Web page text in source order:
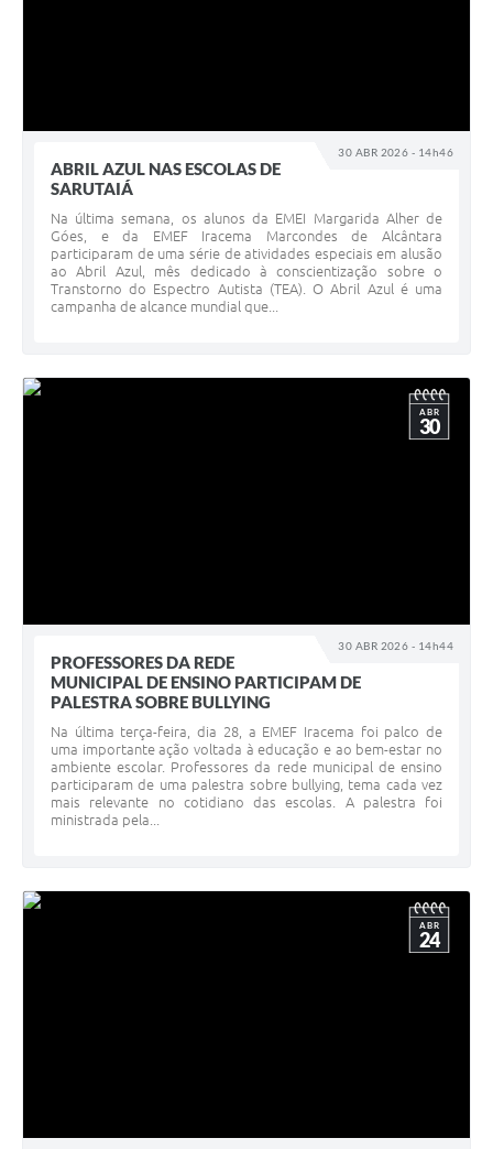
30 ABR 2026 - 14h46
ABRIL AZUL NAS ESCOLAS DE
SARUTAIÁ
Na última semana, os alunos da EMEI Margarida Alher de
Góes, e da EMEF Iracema Marcondes de Alcântara
participaram de uma série de atividades especiais em alusão
ao Abril Azul, mês dedicado à conscientização sobre o
Transtorno do Espectro Autista (TEA). O Abril Azul é uma
campanha de alcance mundial que...
30 ABR 2026 - 14h44
ABR
30
PROFESSORES DA REDE
MUNICIPAL DE ENSINO PARTICIPAM DE
PALESTRA SOBRE BULLYING
Na última terça-feira, dia 28, a EMEF Iracema foi palco de
uma importante ação voltada à educação e ao bem-estar no
ambiente escolar. Professores da rede municipal de ensino
participaram de uma palestra sobre bullying, tema cada vez
mais relevante no cotidiano das escolas. A palestra foi
ministrada pela...
ABR
24